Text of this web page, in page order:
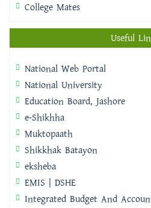
College Mates
Useful
National Web Portal
National University
Education Board, Jashore
e-Shikhha
Muktopaath
Shikkhak Batayon
eksheba
EMIS | DSHE
Integrated Budget And